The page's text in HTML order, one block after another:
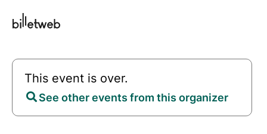
This event is over.
See other events from this organizer